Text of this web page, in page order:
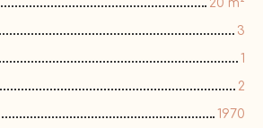
3
1
2
1970